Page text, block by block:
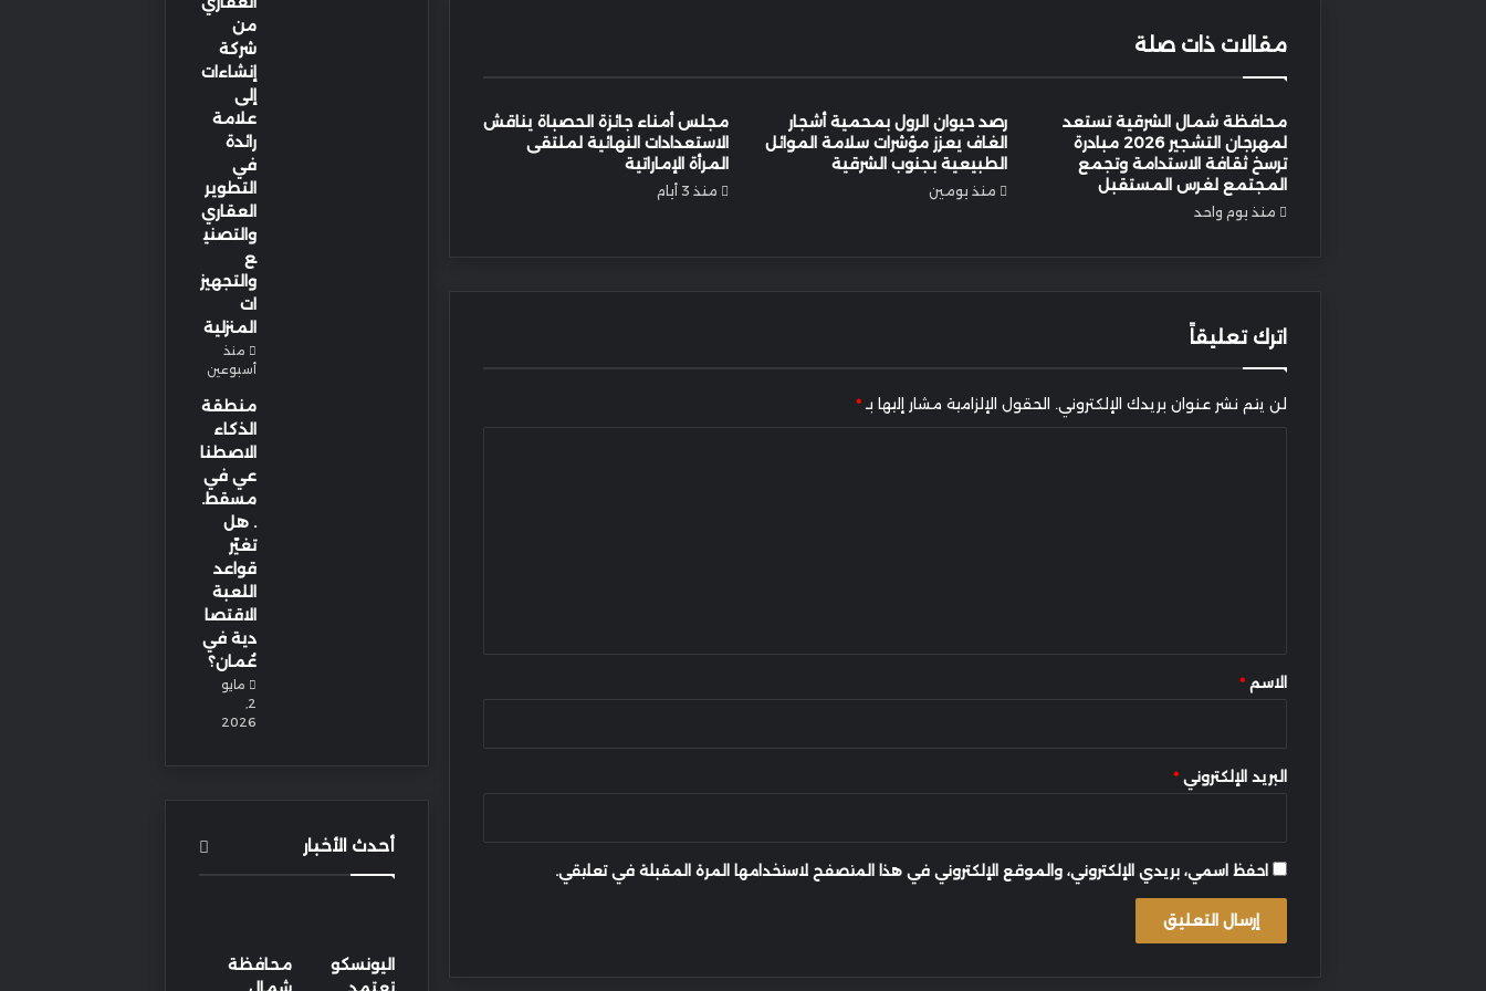
مقالات ذات صلة
محافظة شمال الشرقية تستعد
لمهرجان التشجير 2026 مبادرة
ترسخ ثقافة الاستدامة وتجمع
المجتمع لغرس المستقبل
منذ يوم واحد
رصد حيوان الرول بمحمية أشجار
الغاف يعزز مؤشرات سلامة الموائل
الطبيعية بجنوب الشرقية
منذ يومين
مجلس أمناء جائزة الحصباة يناقش
الاستعدادات النهائية لملتقى
المرأة الإماراتية
منذ 3 أيام
اترك تعليقاً
لن يتم نشر عنوان بريدك الإلكتروني. الحقول الإلزامية مشار إليها بـ*
*الاسم*
البريد الإلكتروني*
احفظ اسمي، بريدي الإلكتروني، والموقع الإلكتروني في هذا المتصفح لاستخدامها المرة المقبلة في تعليقي.
من
شركة
إنشاءات
إلى
علامة
رائدة
في
التطوير
العقاري
والتصني
ع
والتجهيز
ات
المنزلية
منذ
أسبوعين
منطقة
الذكاء
الاصطنا
عي في
مسقط.
. هل
تغيّر
قواعد
اللعبة
الاقتصا
دية في
عُمان؟
مايو
2,
2026
أحدث الأخبار
اليونسكو
محافظة